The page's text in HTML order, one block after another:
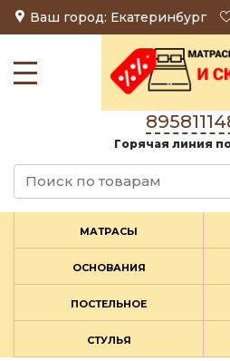
Ваш город: Екатеринбург
Горячая линия
МАТРАСЫ
ОСНОВАНИЯ
ПОСТЕЛЬНОЕ
СТУЛЬЯ